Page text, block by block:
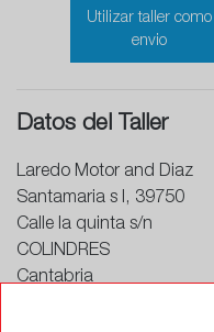
Utilizar taller como
envio
Datos del Taller
Laredo Motor and Diaz
Santamaria s l, 39750
Calle la quinta s/n
COLINDRES
Cantabria